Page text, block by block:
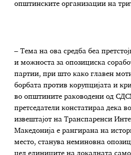
општинските организации на
– Тема на ова средба беа
и можноста за опозициска
партии, при што како главен
борбата против корупцијата и
во општините раководени од
претседатели констатираа дека
извештајот на Транспаренси
Македонија е рангирана на
место, станува неминовна
цел единиците на локалната